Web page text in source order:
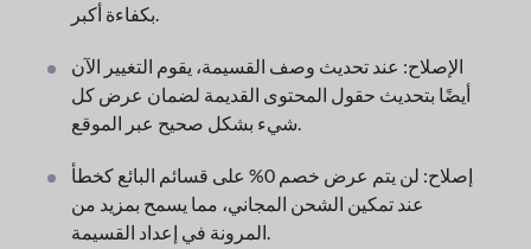
بكفاءة أكبر.
الإصلاح: عند تحديث وصف القسيمة، يقوم التغيير الآن
أيضًا بتحديث حقول المحتوى القديمة لضمان عرض كل
شيء بشكل صحيح عبر الموقع.
إصلاح: لن يتم عرض خصم 0% على قسائم البائع كخطأ
عند تمكين الشحن المجاني، مما يسمح بمزيد من
المرونة في إعداد القسيمة.